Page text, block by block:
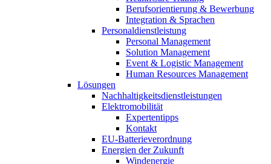
Berufsorientierung & Bewerbung
Integration & Sprachen
Personaldienstleistung
Personal Management
Solution Management
Event & Logistic Management
Human Resources Management
Lösungen
Nachhaltigkeitsdienstleistungen
Elektromobilität
Expertentipps
Kontakt
EU-Batterieverordnung
Energien der Zukunft
Windenergie